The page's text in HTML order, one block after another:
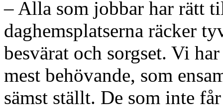
– Alla som jobbar har rätt
daghemsplatserna räcker
besvärat och sorgset. Vi
mest behövande, som
sämst ställt. De som inte